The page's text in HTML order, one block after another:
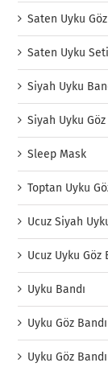
Saten Uyku
Saten Uyku Seti
Siyah Uyku
Siyah Uyku Göz
Sleep Mask
Toptan Uyku
Ucuz Siyah
Ucuz Uyku Göz
Uyku Bandı
Uyku Göz Bandı
Uyku Göz